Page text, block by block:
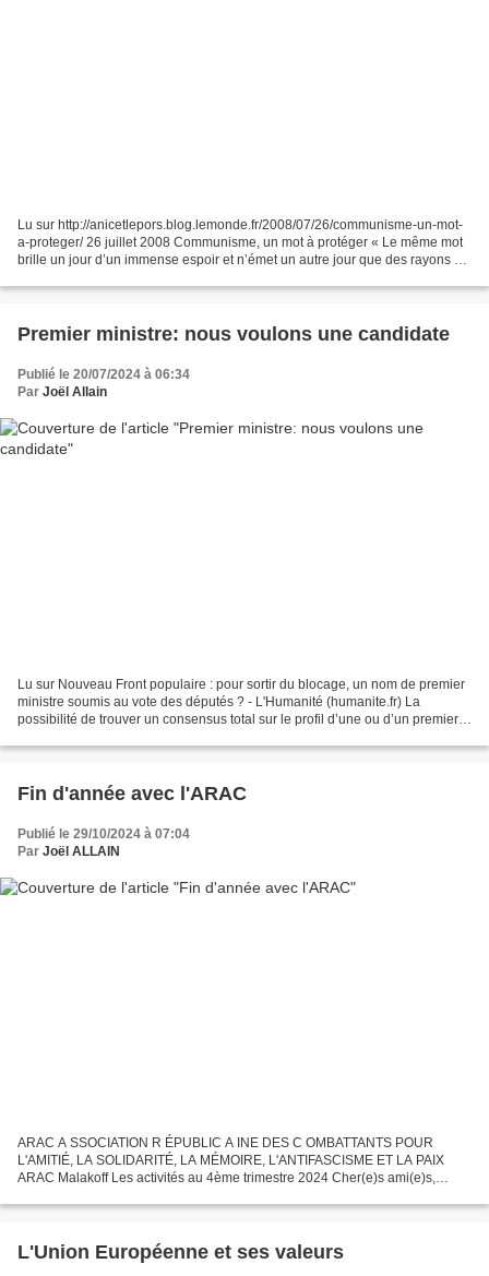
Lu sur http://anicetlepors.blog.lemonde.fr/2008/07/26/communisme-un-mot-
a-proteger/ 26 juillet 2008 Communisme, un mot à protéger « Le même mot
brille un jour d’un immense espoir et n’émet un autre jour que des rayons de
Premier ministre: nous voulons une candidate
Publié le 20/07/2024 à 06:34
Par Joël Allain
Lu sur Nouveau Front populaire : pour sortir du blocage, un nom de premier
ministre soumis au vote des députés ? - L'Humanité (humanite.fr) La
possibilité de trouver un consensus total sur le profil d’une ou d’un premier
Fin d'année avec l'ARAC
Publié le 29/10/2024 à 07:04
Par Joël ALLAIN
ARAC A SSOCIATION R ÉPUBLIC A INE DES C OMBATTANTS POUR
L'AMITIÉ, LA SOLIDARITÉ, LA MÉMOIRE, L'ANTIFASCISME ET LA PAIX
ARAC Malakoff Les activités au 4ème trimestre 2024 Cher(e)s ami(e)s,
L'Union Européenne et ses valeurs